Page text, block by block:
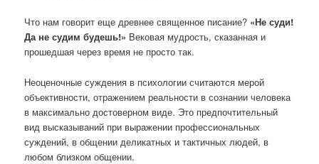
Что нам говорит еще древнее священное писание? «Не суди!
Да не судим будешь!» Вековая мудрость, сказанная и
прошедшая через время не просто так.
Неоценочные суждения в психологии считаются мерой
объективности, отражением реальности в сознании человека
в максимально достоверном виде. Это предпочтительный
вид высказываний при выражении профессиональных
суждений, в общении деликатных и тактичных людей, в
любом близком общении.